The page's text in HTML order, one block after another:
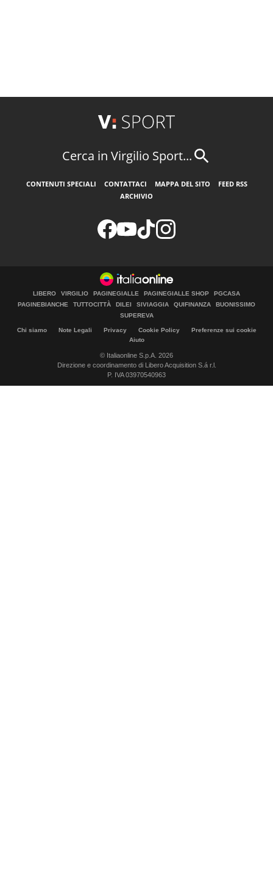
Cerca in Virgilio Sport...
CONTENUTI SPECIALI CONTATTACI MAPPA DEL SITO
FEED RSS
ARCHIVIO
LIBERO VIRGILIO PAGINEGIALLE PAGINEGIALLE SHOP
PGCASA
PAGINEBIANCHE
TUTTOCITTÀ DILEI SIVIAGGIA QUIFINANZA
BUONISSIMO
SUPEREVA
Chi siamo Note Legali Privacy Cookie Policy
Preferenze sui cookie
Aiuto
© Italiaonline S.p.A. 2026
Direzione e coordinamento di Libero Acquisition S.á r.l.
P. IVA 03970540963